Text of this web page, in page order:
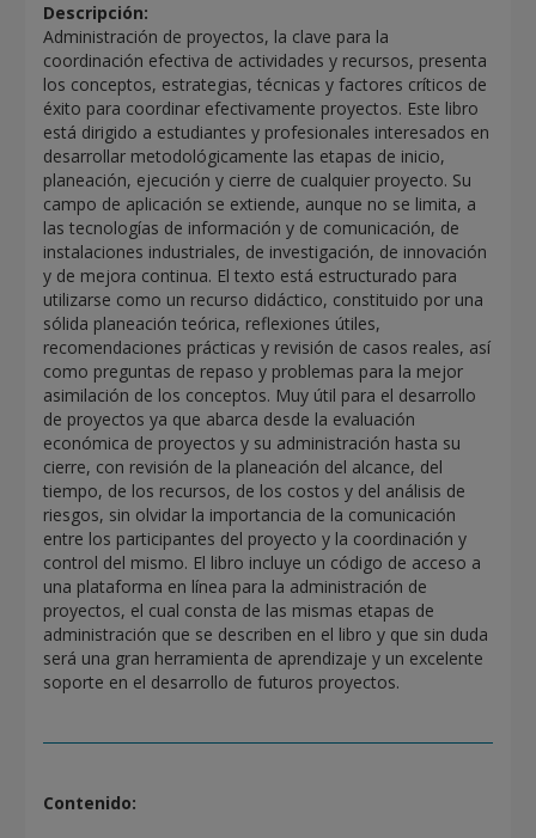
Descripción:
Administración de proyectos, la clave para la
coordinación efectiva de actividades y recursos, presenta
los conceptos, estrategias, técnicas y factores críticos de
éxito para coordinar efectivamente proyectos. Este libro
está dirigido a estudiantes y profesionales interesados en
desarrollar metodológicamente las etapas de inicio,
planeación, ejecución y cierre de cualquier proyecto. Su
campo de aplicación se extiende, aunque no se limita, a
las tecnologías de información y de comunicación, de
instalaciones industriales, de investigación, de innovación
y de mejora continua. El texto está estructurado para
utilizarse como un recurso didáctico, constituido por una
sólida planeación teórica, reflexiones útiles,
recomendaciones prácticas y revisión de casos reales, así
como preguntas de repaso y problemas para la mejor
asimilación de los conceptos. Muy útil para el desarrollo
de proyectos ya que abarca desde la evaluación
económica de proyectos y su administración hasta su
cierre, con revisión de la planeación del alcance, del
tiempo, de los recursos, de los costos y del análisis de
riesgos, sin olvidar la importancia de la comunicación
entre los participantes del proyecto y la coordinación y
control del mismo. El libro incluye un código de acceso a
una plataforma en línea para la administración de
proyectos, el cual consta de las mismas etapas de
administración que se describen en el libro y que sin duda
será una gran herramienta de aprendizaje y un excelente
soporte en el desarrollo de futuros proyectos.
Contenido: